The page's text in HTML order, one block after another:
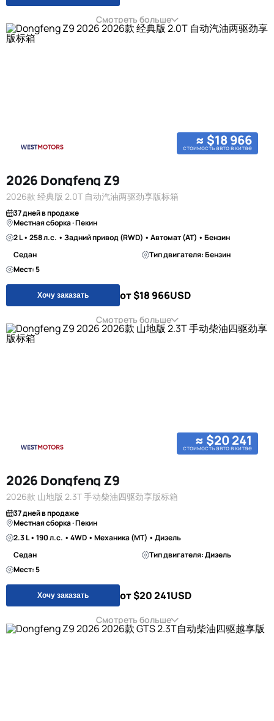
Смотреть больше
≈ $18 966
стоимость авто в китае
2026 Dongfeng Z9
2026款 经典版 2.0T 自动汽油两驱劲享版标箱
37 дней в продаже
Местная сборка · Пекин
2 L • 258 л.с. • Задний привод (RWD) • Автомат (AT) • Бензин
Седан
Тип двигателя: Бензин
Мест: 5
Хочу заказать от $18 966USD
Смотреть больше
≈ $20 241
стоимость авто в китае
2026 Dongfeng Z9
2026款 山地版 2.3T 手动柴油四驱劲享版标箱
37 дней в продаже
Местная сборка · Пекин
2.3 L • 190 л.с. • 4WD • Механика (MT) • Дизель
Седан
Тип двигателя: Дизель
Мест: 5
Хочу заказать от $20 241USD
Смотреть больше